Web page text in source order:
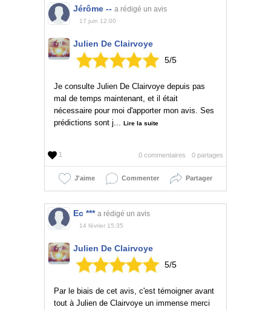
Jérôme -- a rédigé un avis
17 juin 12:00
Julien De Clairvoye
5/5
Je consulte Julien De Clairvoye depuis pas
mal de temps maintenant, et il était
nécessaire pour moi d'apporter mon avis. Ses
prédictions sont j...
Lire la suite
1 0 partages
0 commentaires
J'aime Commenter Partager
Ec *** a rédigé un avis
14 février 15:35
Julien De Clairvoye
5/5
Par le biais de cet avis, c'est témoigner avant
tout à Julien de Clairvoye un immense merci